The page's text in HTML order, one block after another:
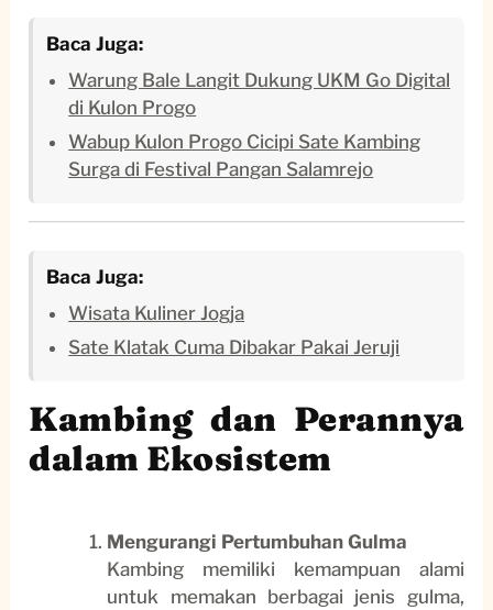
Baca Juga:
Warung Bale Langit Dukung UKM Go Digital
di Kulon Progo
Wabup Kulon Progo Cicipi Sate Kambing
Surga di Festival Pangan Salamrejo
Baca Juga:
Wisata Kuliner Jogja
Sate Klatak Cuma Dibakar Pakai Jeruji
Kambing dan Perannya
dalam Ekosistem
Mengurangi Pertumbuhan Gulma
Kambing memiliki kemampuan alami
untuk memakan berbagai jenis gulma,